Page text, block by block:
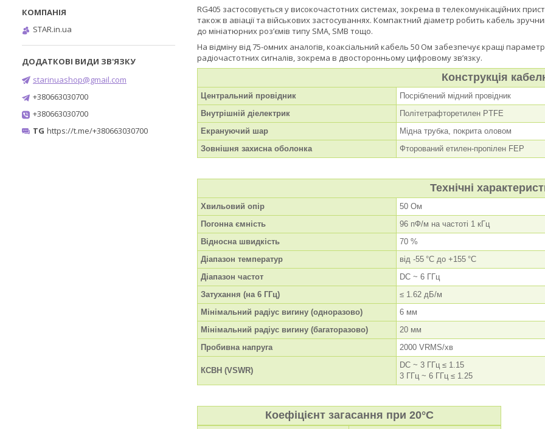
RG405 застосовується у високочастотних системах, зокрема в телекомунікаційних
також в авіації та військових застосуваннях. Компактний діаметр робить кабель
до мініатюрних роз’ємів типу SMA, SMB тощо.
На відміну від 75-омних аналогів, коаксіальний кабель 50 Ом забезпечує кращі
радіочастотних сигналів, зокрема в двосторонньому цифровому зв’язку.
Конструкція
Центральний провідник Посріблений мідний провідник
Внутрішній діелектрик
Політетрафторетилен PTFE
Екрануючий шар
Мідна трубка, покрита оловом
Зовнішня захисна оболонка
Фторований етилен-пропілен FEP
Технічні
Хвильовий опір
50 Ом
Погонна ємність
96 пФ/м на частоті 1 кГц
Відносна швидкість
70 %
Діапазон температур
від -55 °C до +155 °C
Діапазон частот
DC ~ 6 ГГц
Затухання (на 6 ГГц)
≤ 1.62 дБ/м
Мінімальний радіус вигину (одноразово)
6 мм
Мінімальний радіус вигину (багаторазово)
20 мм
Пробивна напруга
2000 VRMS/хв
КСВН (VSWR)
DC ~ 3 ГГц ≤ 1.15
3 ГГц ~ 6 ГГц ≤ 1.25
Коефіцієнт загасання при 20°C
STAR.in.ua
starinuashop@gmail.com
+380663030700
+380663030700
TG https://t.me/+380663030700